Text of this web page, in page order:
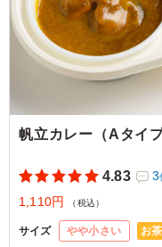
東京都千代田区外神田
帆立カレー（Aタイプ
4.83 3
1,110円 （税込）
サイズ やや小さい お